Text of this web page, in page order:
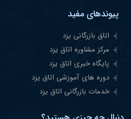
پیوندهای مفید
اتاق بازرگانی یزد
مرکز مشاوره اتاق یزد
پایگاه خبری اتاق یزد
دوره های آموزشی اتاق یزد
خدمات بازرگانی اتاق یزد